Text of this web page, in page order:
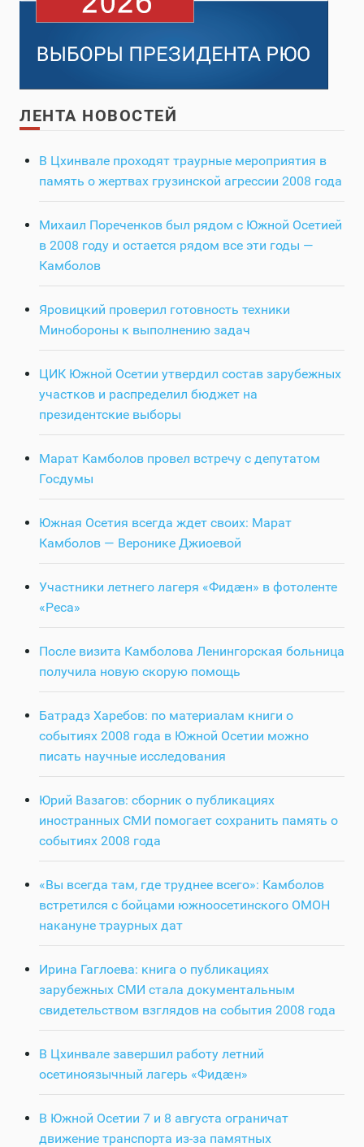
ЛЕНТА НОВОСТЕЙ
В Цхинвале проходят траурные мероприятия в
память о жертвах грузинской агрессии 2008 года
Михаил Пореченков был рядом с Южной Осетией
в 2008 году и остается рядом все эти годы —
Камболов
Яровицкий проверил готовность техники
Минобороны к выполнению задач
ЦИК Южной Осетии утвердил состав зарубежных
участков и распределил бюджет на
президентские выборы
Марат Камболов провел встречу с депутатом
Госдумы
Южная Осетия всегда ждет своих: Марат
Камболов — Веронике Джиоевой
Участники летнего лагеря «Фидӕн» в фотоленте
«Реса»
После визита Камболова Ленингорская больница
получила новую скорую помощь
Батрадз Харебов: по материалам книги о
событиях 2008 года в Южной Осетии можно
писать научные исследования
Юрий Вазагов: сборник о публикациях
иностранных СМИ помогает сохранить память о
событиях 2008 года
«Вы всегда там, где труднее всего»: Камболов
встретился с бойцами южноосетинского ОМОН
накануне траурных дат
Ирина Гаглоева: книга о публикациях
зарубежных СМИ стала документальным
свидетельством взглядов на события 2008 года
В Цхинвале завершил работу летний
осетиноязычный лагерь «Фидӕн»
В Южной Осетии 7 и 8 августа ограничат
движение транспорта из-за памятных